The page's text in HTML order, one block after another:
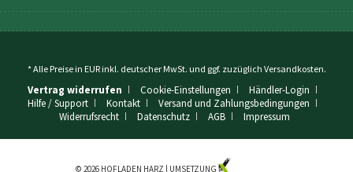
* Alle Preise in EUR inkl. deutscher MwSt. und ggf. zuzüglich Versandkosten.
Vertrag widerrufen Cookie-Einstellungen
Händler-Login
Hilfe / Support
Kontakt
Versand und Zahlungsbedingungen
Widerrufsrecht
Datenschutz AGB Impressum
© 2026 HOFLADEN HARZ | UMSETZUNG